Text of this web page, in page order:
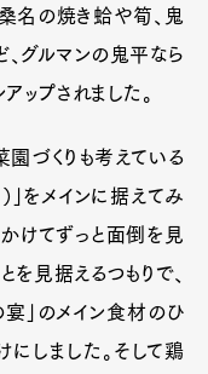
名の焼き蛤や筍、鬼
グルマンの鬼平なら
ップされました。
園づくりも考えている
」をメインに据えてみ
けてずっと面倒を見
見据えるつもりで、
宴」のメイン食材のひ
にしました。そして鶏